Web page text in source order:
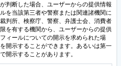
判断した場合、ユーザーからの提供情報
を当該第三者や警察または関連諸機関に
判所、検察庁、警察、弁護士会、消費者
を有する機関から、ユーザーからの提供
ィールについての開示を求められた場
開示することができます。あるいは第一
開示することがあります。